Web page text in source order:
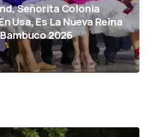
Señorita Colonia
Usa, Es La Nueva Reina
2026